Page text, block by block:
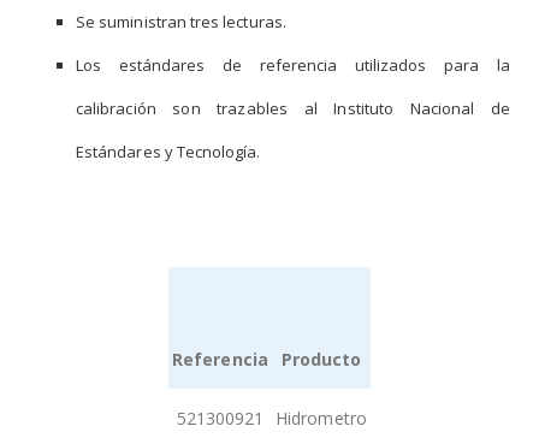
Se suministran tres lecturas.
Los estándares de referencia utilizados para la
calibración son trazables al Instituto Nacional de
Estándares y Tecnología.
Referencia Producto
521300921
Hidrometro